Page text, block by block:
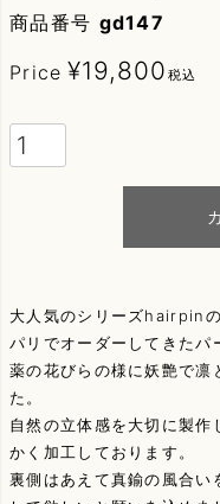
商品番号 gd147
Price ¥19,800 税込
大人気のシリーズhairpinの
パリでオーダーしてきたパ
薬の花びらの様に妖艶で凛
た。
自然の立体感を大切に製
かく加工しております。
裏側はあえて真鍮の風合い